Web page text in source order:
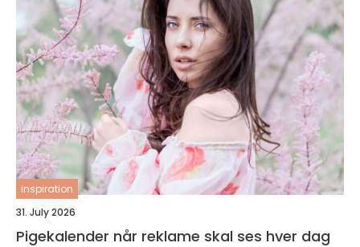
inspiration
31. July 2026
Pigekalender når reklame skal ses hver dag